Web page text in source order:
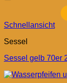
Schnellansicht
Sessel
Sessel gelb 70er